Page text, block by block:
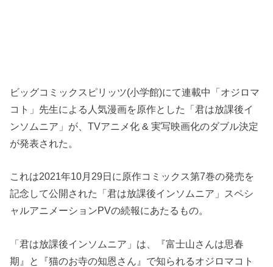
ビッグコミックスピリッツ(小学館)にて連載中「オジロマ
コト」先生による人気漫画を原作とした「君は放課後イ
ンソムニア」が、TVアニメ化 & 実写映画化のダブル決定
が発表された。
これは2021年10月29日に原作コミックス第7巻の発売を
記念して公開された「君は放課後インソムニア」スペシ
ャルアニメーションPVの続報にあたるもの。
「君は放課後インソムニア」は、『富士山さんは思春
期』と『猫のお寺の知恩さん』で知られるオジロマコト